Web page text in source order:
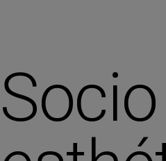
Socio